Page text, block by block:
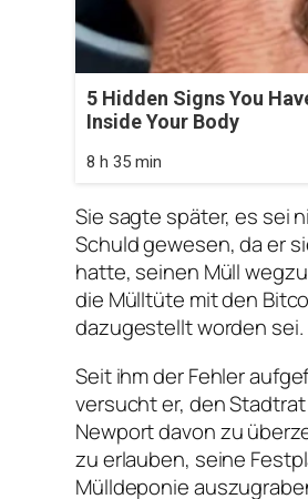
5 Hidden Signs You
Inside Your Body
8 h 35 min
Sie sagte später, es sei
Schuld gewesen, da er
hatte, seinen Müll
die Mülltüte mit den
dazugestellt worden sei.
Seit ihm der Fehler
versucht er, den
Newport davon zu
zu erlauben, seine
Mülldeponie